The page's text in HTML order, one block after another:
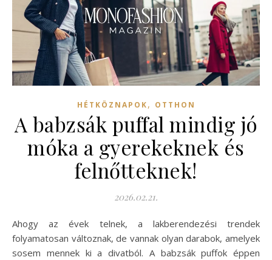
HÉTKÖZNAPOK, OTTHON
A babzsák puffal mindig jó
móka a gyerekeknek és
felnőtteknek!
2026.02.21.
Ahogy az évek telnek, a lakberendezési trendek
folyamatosan változnak, de vannak olyan darabok, amelyek
sosem mennek ki a divatból. A babzsák puffok éppen